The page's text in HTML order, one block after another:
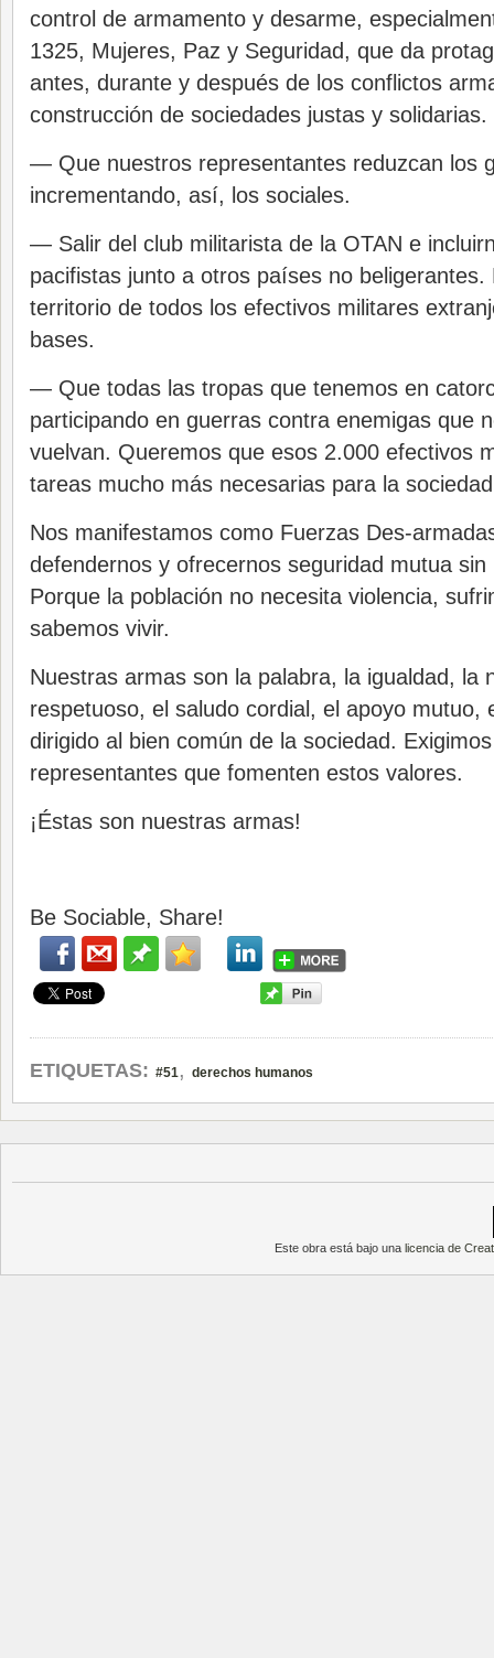
control de armamento y desarme,
1325, Mujeres, Paz y Seguridad, que da
antes, durante y después de los conflictos
construcción de sociedades justas y solidarias.
— Que nuestros representantes reduzcan los
incrementando, así, los sociales.
— Salir del club militarista de la OTAN e
pacifistas junto a otros países no beligerantes.
territorio de todos los efectivos militares
bases.
— Que todas las tropas que tenemos en
participando en guerras contra enemigas que
vuelvan. Queremos que esos 2.000 efectivos
tareas mucho más necesarias para la
Nos manifestamos como Fuerzas Des-
defendernos y ofrecernos seguridad mutua sin
Porque la población no necesita violencia,
sabemos vivir.
Nuestras armas son la palabra, la igualdad, la
respetuoso, el saludo cordial, el apoyo mutuo,
dirigido al bien común de la sociedad.
representantes que fomenten estos valores.
¡Éstas son nuestras armas!
Be Sociable, Share!
ETIQUETAS: #51, derechos humanos
Este obra está bajo unalicencia de